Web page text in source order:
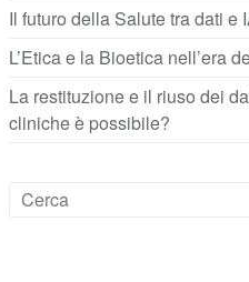
Il futuro della Salute tra dati e
L’Etica e la Bioetica nell’era
La restituzione e il riuso dei
cliniche è possibile?